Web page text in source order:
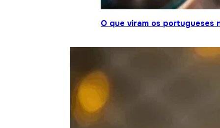
O que viram os portugueses